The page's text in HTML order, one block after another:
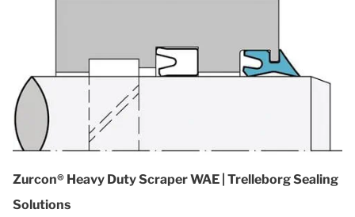
Zurcon® Heavy Duty Scraper WAE | Trelleborg Sealing
Solutions